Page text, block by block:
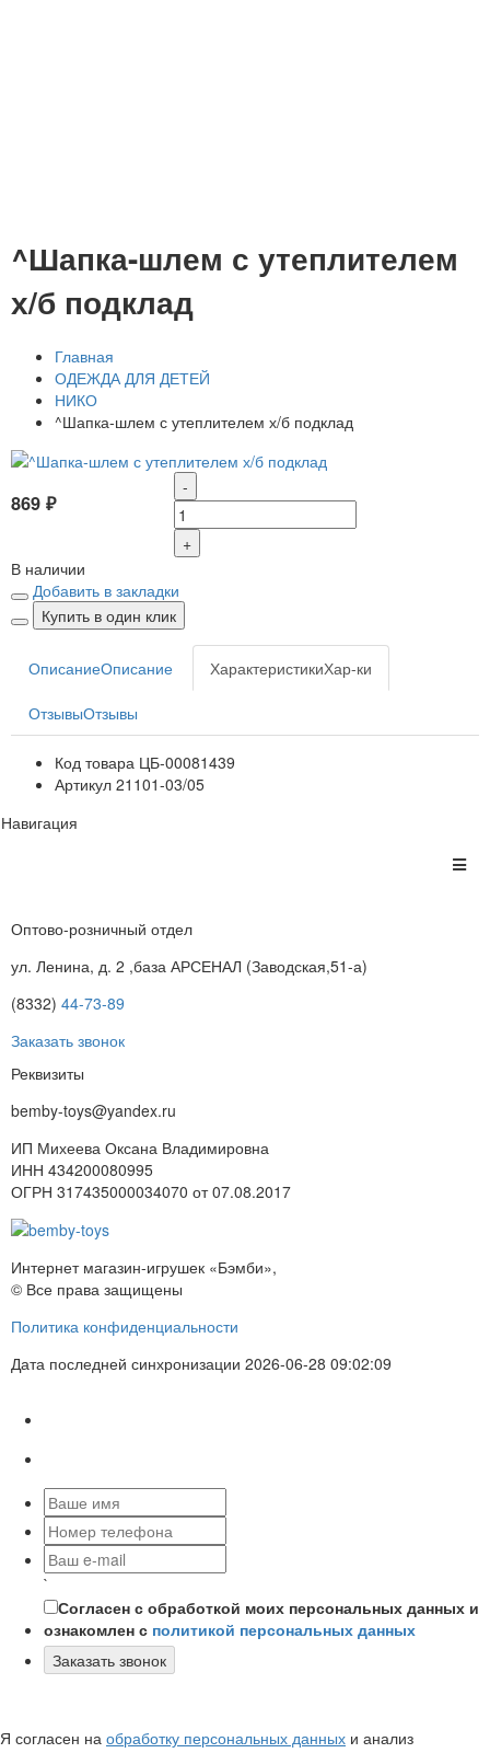
^Шапка-шлем с утеплителем
х/б подклад
Главная
ОДЕЖДА ДЛЯ ДЕТЕЙ
НИКО
^Шапка-шлем с утеплителем х/б подклад
869 ₽
-
+
В наличии
Добавить в закладки
Купить в один клик
ОписаниеОписание ХарактеристикиХар-ки
ОтзывыОтзывы
Код товара ЦБ-00081439
Артикул 21101-03/05
Навигация
Оптово-розничный отдел
ул. Ленина, д. 2 ,база АРСЕНАЛ (Заводская,51-а)
(8332) 44-73-89
Заказать звонок
Реквизиты
bemby-toys@yandex.ru
ИП Михеева Оксана Владимировна
ИНН 434200080995
ОГРН 317435000034070 от 07.08.2017
Интернет магазин-игрушек «Бэмби»,
© Все права защищены
Политика конфиденциальности
Дата последней синхронизации 2026-06-28 09:02:09
`
Согласен с обработкой моих персональных данных и
ознакомлен с политикой персональных данных
Заказать звонок
Я согласен на обработку персональных данных и анализ